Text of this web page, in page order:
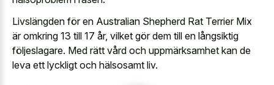
Livslängden för en Australian Shepherd Rat Terrier Mix
är omkring 13 till 17 år, vilket gör dem till en långsiktig
följeslagare. Med rätt vård och uppmärksamhet kan de
leva ett lyckligt och hälsosamt liv.